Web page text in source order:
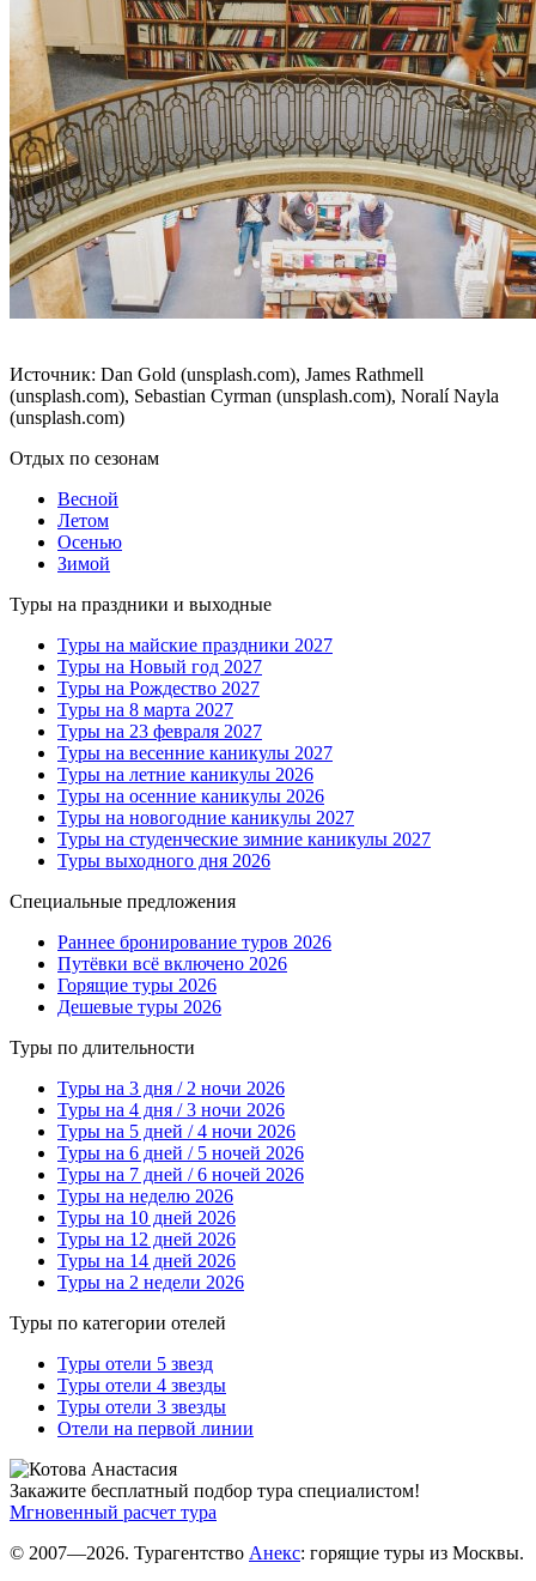
Источник: Dan Gold (unsplash.com), James Rathmell
(unsplash.com), Sebastian Cyrman (unsplash.com), Noralí Nayla
(unsplash.com)
Отдых по сезонам
Весной
Летом
Осенью
Зимой
Туры на праздники и выходные
Туры на майские праздники 2027
Туры на Новый год 2027
Туры на Рождество 2027
Туры на 8 марта 2027
Туры на 23 февраля 2027
Туры на весенние каникулы 2027
Туры на летние каникулы 2026
Туры на осенние каникулы 2026
Туры на новогодние каникулы 2027
Туры на студенческие зимние каникулы 2027
Туры выходного дня 2026
Специальные предложения
Раннее бронирование туров 2026
Путёвки всё включено 2026
Горящие туры 2026
Дешевые туры 2026
Туры по длительности
Туры на 3 дня / 2 ночи 2026
Туры на 4 дня / 3 ночи 2026
Туры на 5 дней / 4 ночи 2026
Туры на 6 дней / 5 ночей 2026
Туры на 7 дней / 6 ночей 2026
Туры на неделю 2026
Туры на 10 дней 2026
Туры на 12 дней 2026
Туры на 14 дней 2026
Туры на 2 недели 2026
Туры по категории отелей
Туры отели 5 звезд
Туры отели 4 звезды
Туры отели 3 звезды
Отели на первой линии
Закажите бесплатный подбор тура специалистом!
Мгновенный расчет тура
© 2007—2026. Турагентство Анекс: горящие туры из Москвы.